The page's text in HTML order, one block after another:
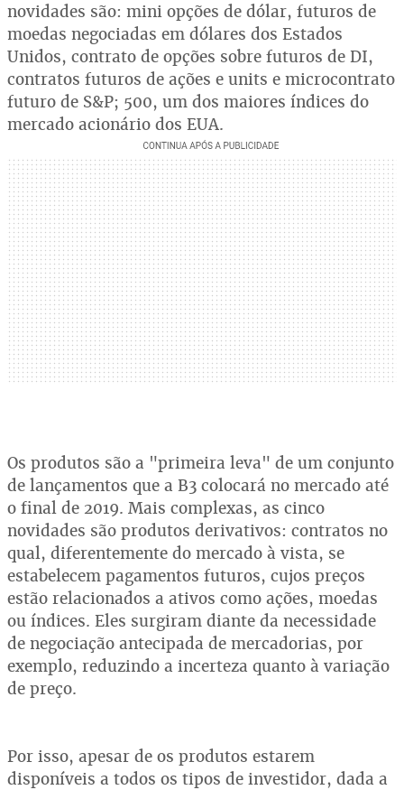
novidades são: mini opções de dólar, futuros de
moedas negociadas em dólares dos Estados
Unidos, contrato de opções sobre futuros de DI,
contratos futuros de ações e units e microcontrato
futuro de S&P; 500, um dos maiores índices do
mercado acionário dos EUA.
Os produtos são a "primeira leva" de um conjunto
de lançamentos que a B3 colocará no mercado até
o final de 2019. Mais complexas, as cinco
novidades são produtos derivativos: contratos no
qual, diferentemente do mercado à vista, se
estabelecem pagamentos futuros, cujos preços
estão relacionados a ativos como ações, moedas
ou índices. Eles surgiram diante da necessidade
de negociação antecipada de mercadorias, por
exemplo, reduzindo a incerteza quanto à variação
de preço.
Por isso, apesar de os produtos estarem
disponíveis a todos os tipos de investidor, dada a